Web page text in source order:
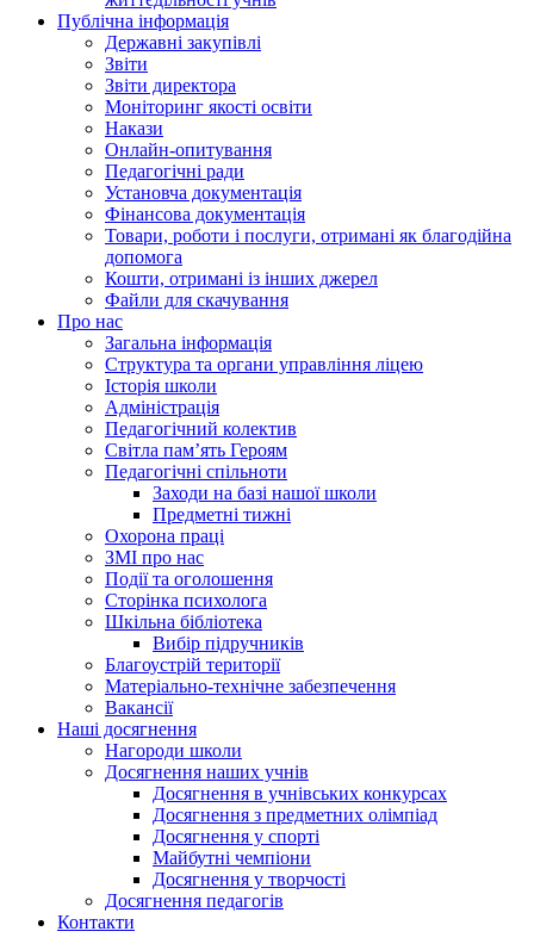
Публічна інформація
Державні закупівлі
Звіти
Звіти директора
Моніторинг якості освіти
Накази
Онлайн-опитування
Педагогічні ради
Установча документація
Фінансова документація
Товари, роботи і послуги, отримані як благодійна
допомога
Кошти, отримані із інших джерел
Файли для скачування
Про нас
Загальна інформація
Структура та органи управління ліцею
Історія школи
Адміністрація
Педагогічний колектив
Світла пам’ять Героям
Педагогічні спільноти
Заходи на базі нашої школи
Предметні тижні
Охорона праці
ЗМІ про нас
Події та оголошення
Сторінка психолога
Шкільна бібліотека
Вибір підручників
Благоустрій території
Матеріально-технічне забезпечення
Вакансії
Наші досягнення
Нагороди школи
Досягнення наших учнів
Досягнення в учнівських конкурсах
Досягнення з предметних олімпіад
Досягнення у спорті
Майбутні чемпіони
Досягнення у творчості
Досягнення педагогів
Контакти